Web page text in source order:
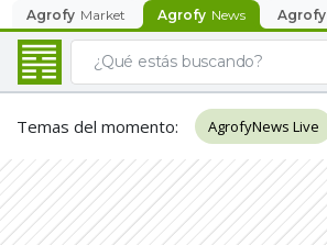
Agrofy Market Agrofy News Agrofy
Temas del momento: AgrofyNews Live